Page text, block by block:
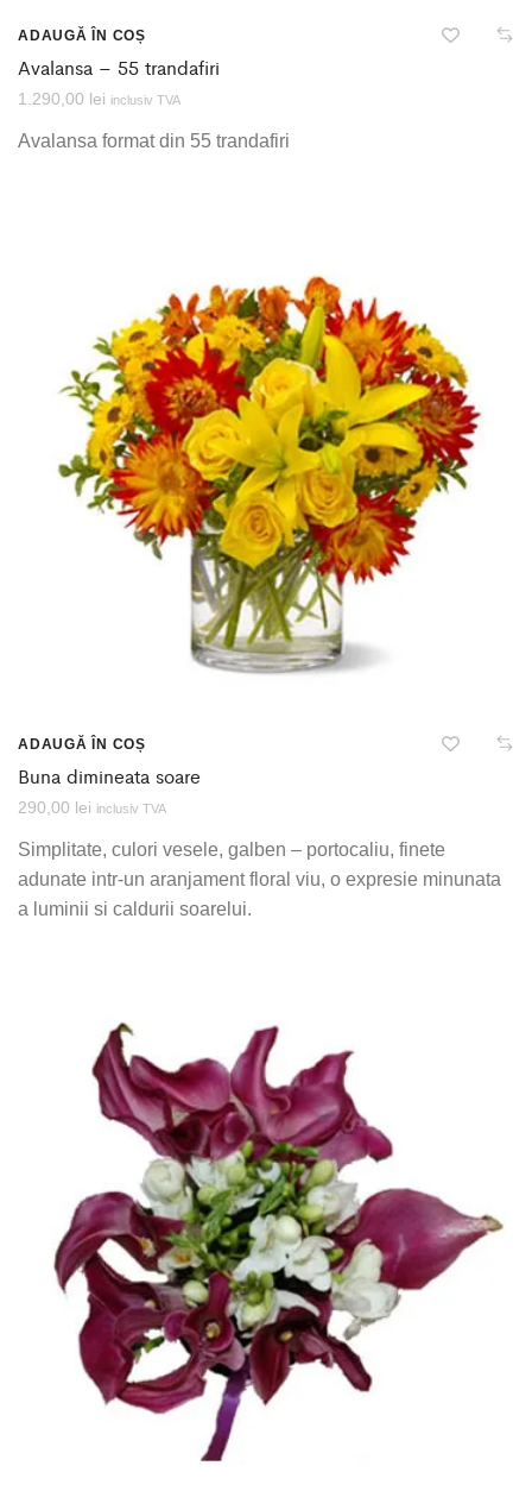
ADAUGĂ ÎN COȘ
Avalansa – 55 trandafiri
1.290,00 lei inclusiv TVA
Avalansa format din 55 trandafiri
ADAUGĂ ÎN COȘ
Buna dimineata soare
290,00 lei inclusiv TVA
Simplitate, culori vesele, galben – portocaliu, finete
adunate intr-un aranjament floral viu, o expresie minunata
a luminii si caldurii soarelui.